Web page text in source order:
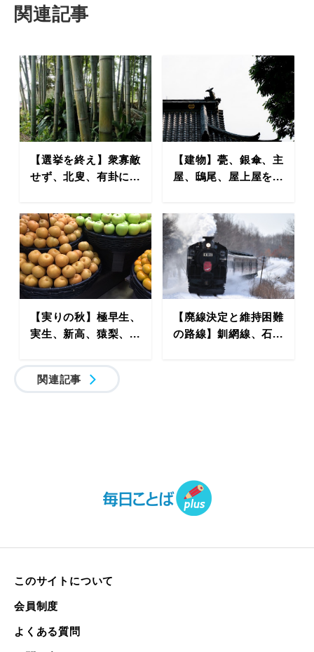
関連記事
【選挙を終え】衆寡敵
せず、北叟、有卦に...
【建物】甍、銀傘、主
屋、鴟尾、屋上屋を...
【実りの秋】極早生、
実生、新高、猿梨、...
【廃線決定と維持困難
の路線】釧網線、石...
関連記事
このサイトについて
会員制度
よくある質問